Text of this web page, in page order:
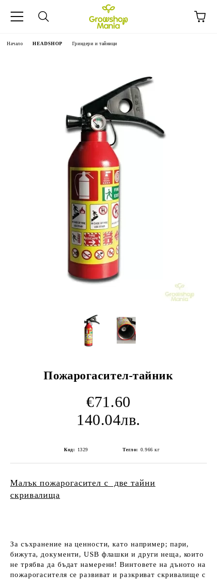
Начало HEADSHOP Гриндери и тайници
Пожарогасител-тайник
€71.60
140.04лв.
Код: 1329 Тегло: 0.966 кг
Малък пожарогасител с две тайни
скривалища
За съхранение на ценности, като например; пари,
бижута, документи, USB флашки и други неща, които
не трябва да бъдат намерени! Винтовете на дъното на
пожарогасителя се развиват и разкриват скривалище с